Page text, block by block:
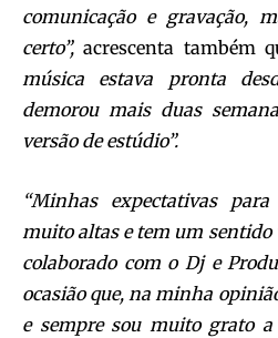
comunicação e gravação,
certo”,acrescenta também
música estava pronta
demorou mais duas
versão de estúdio”.
“Minhas expectativas
muito altas e tem um
colaborado com o Dj e
ocasião que, na minha
e sempre sou muito grato